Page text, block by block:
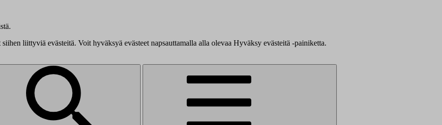
liittyviä evästeitä. Voit hyväksyä evästeet napsauttamalla alla olevaa Hyväksy evästeitä -painiketta.